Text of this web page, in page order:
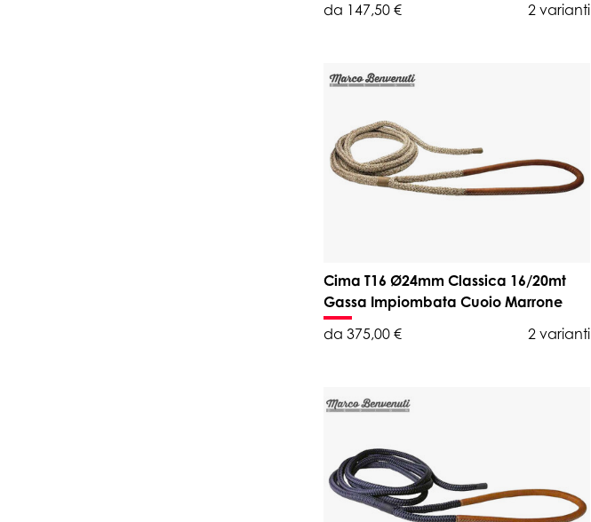
da 147,50 €
2 varianti
Cima T16 Ø24mm Classica 16/20mt
Gassa Impiombata Cuoio Marrone
da 375,00 €
2 varianti